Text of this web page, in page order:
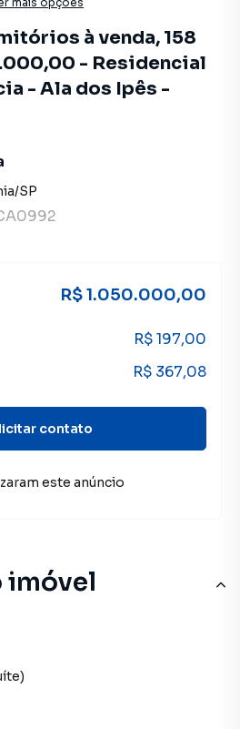
imóvel
à venda, 158
- Residencial
- Ala dos Ipês -
/SP
R$ 1.050.000,00
R$ 197,00
R$ 367,08
contato
este anúncio